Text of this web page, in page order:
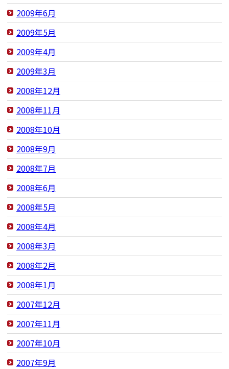
2009年6月
2009年5月
2009年4月
2009年3月
2008年12月
2008年11月
2008年10月
2008年9月
2008年7月
2008年6月
2008年5月
2008年4月
2008年3月
2008年2月
2008年1月
2007年12月
2007年11月
2007年10月
2007年9月